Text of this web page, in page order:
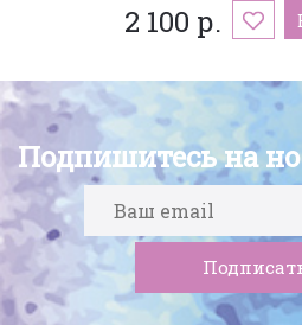
2 100 р.
Подпишитесь на